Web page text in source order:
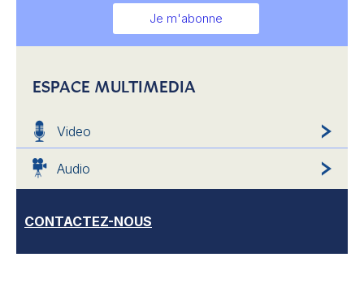
Je m'abonne
ESPACE MULTIMEDIA
Video
Audio
CONTACTEZ-NOUS